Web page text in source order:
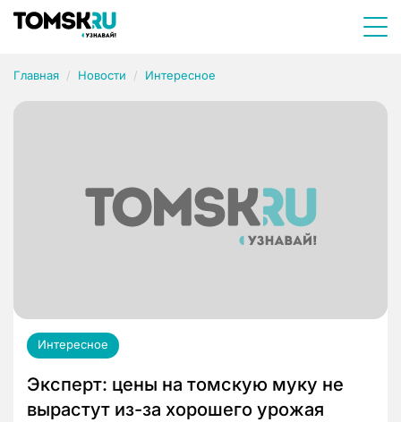
Главная Новости Интересное
Интересное
Эксперт: цены на томскую муку не
вырастут из-за хорошего урожая